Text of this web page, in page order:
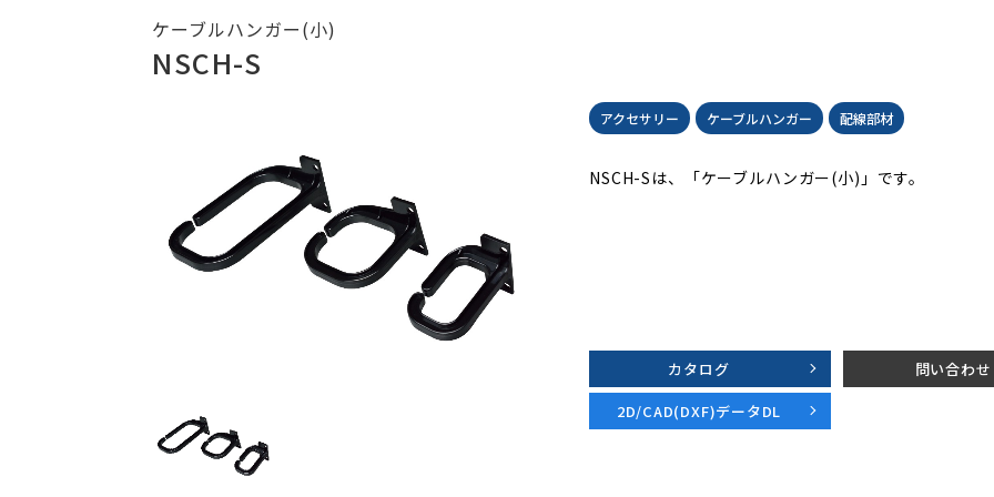
ケーブルハンガー(小)
NSCH-S
アクセサリー ケーブルハンガー 配線部材
NSCH-Sは、「ケーブルハンガー(小)」です。
カタログ 問い合わせ
2D/CAD(DXF)データDL